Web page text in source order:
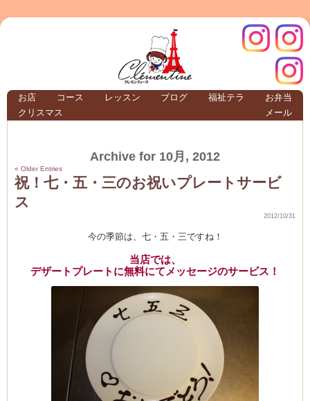
クレモンティーヌ –
お店 コース レッスン ブログ 福祉テラ
お弁当
クリスマス
メール
インス
クレモ
Archive for 10月, 2012
« Older Entries
祝！七・五・三のお祝いプレートサービ
ス
2012/10/31
今の季節は、七・五・三ですね！
当店では、
デザートプレートに無料にてメッセージのサービス！